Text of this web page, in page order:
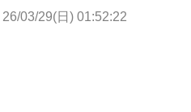
26/03/29(日) 01:52:22